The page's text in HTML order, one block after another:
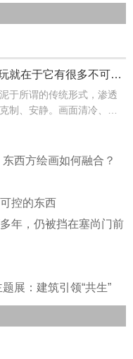
沈勤：水墨好玩就在于它有很多不可控的东西
于所谓的传统形式，渗透
制、安静。画面清冷、严
西方绘画如何融合？
控的东西
年，仍被挡在塞尚门前
展：建筑引领“共生”